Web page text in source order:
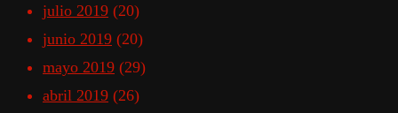
julio 2019 (20)
junio 2019 (20)
mayo 2019 (29)
abril 2019 (26)